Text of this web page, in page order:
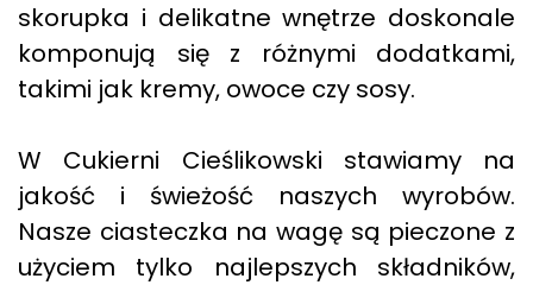
skorupka i delikatne wnętrze doskonale
komponują się z różnymi dodatkami,
takimi jak kremy, owoce czy sosy.
W Cukierni Cieślikowski stawiamy na
jakość i świeżość naszych wyrobów.
Nasze ciasteczka na wagę są pieczone z
użyciem tylko najlepszych składników,